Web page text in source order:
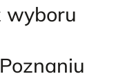
wyboru